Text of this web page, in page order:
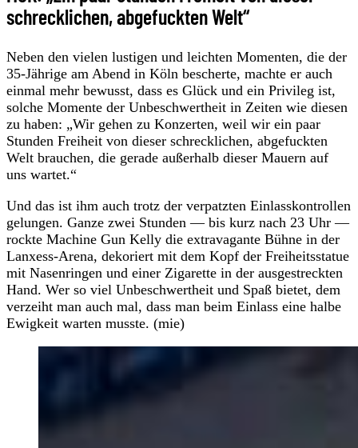
schrecklichen, abgefuckten Welt“
Neben den vielen lustigen und leichten Momenten, die der
35-Jährige am Abend in Köln bescherte, machte er auch
einmal mehr bewusst, dass es Glück und ein Privileg ist,
solche Momente der Unbeschwertheit in Zeiten wie diesen
zu haben: „Wir gehen zu Konzerten, weil wir ein paar
Stunden Freiheit von dieser schrecklichen, abgefuckten
Welt brauchen, die gerade außerhalb dieser Mauern auf
uns wartet.“
Und das ist ihm auch trotz der verpatzten Einlasskontrollen
gelungen. Ganze zwei Stunden — bis kurz nach 23 Uhr —
rockte Machine Gun Kelly die extravagante Bühne in der
Lanxess-Arena, dekoriert mit dem Kopf der Freiheitsstatue
mit Nasenringen und einer Zigarette in der ausgestreckten
Hand. Wer so viel Unbeschwertheit und Spaß bietet, dem
verzeiht man auch mal, dass man beim Einlass eine halbe
Ewigkeit warten musste. (mie)